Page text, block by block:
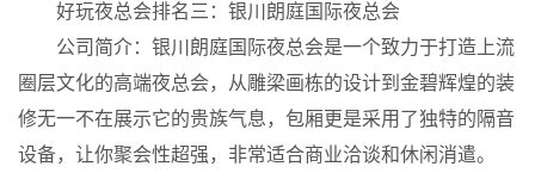
好玩夜总会排名三：银川朗庭国际夜总会
公司简介：银川朗庭国际夜总会是一个致力于打造上流
圈层文化的高端夜总会，从雕梁画栋的设计到金碧辉煌的装
修无一不在展示它的贵族气息，包厢更是采用了独特的隔音
设备，让你聚会性超强，非常适合商业洽谈和休闲消遣。